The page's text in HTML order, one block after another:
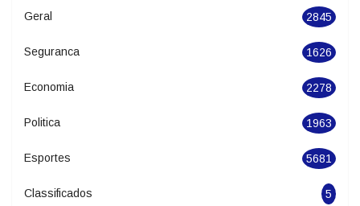
Geral 2845
Seguranca 1626
Economia 2278
Politica 1963
Esportes 5681
Classificados 5